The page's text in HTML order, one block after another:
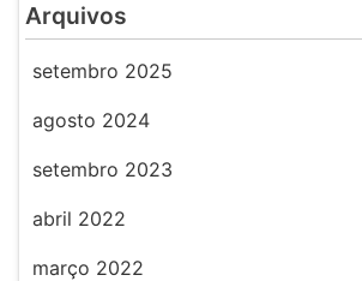
Arquivos
setembro 2025
agosto 2024
setembro 2023
abril 2022
março 2022